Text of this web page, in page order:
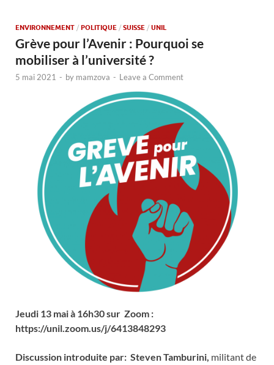
ENVIRONNEMENT / POLITIQUE / SUISSE / UNIL
Grève pour l’Avenir : Pourquoi se
mobiliser à l’université ?
5 mai 2021 - by mamzova - Leave a Comment
Jeudi 13 mai à 16h30 sur Zoom :
https://unil.zoom.us/j/6413848293
Discussion introduite par: Steven Tamburini, militant de